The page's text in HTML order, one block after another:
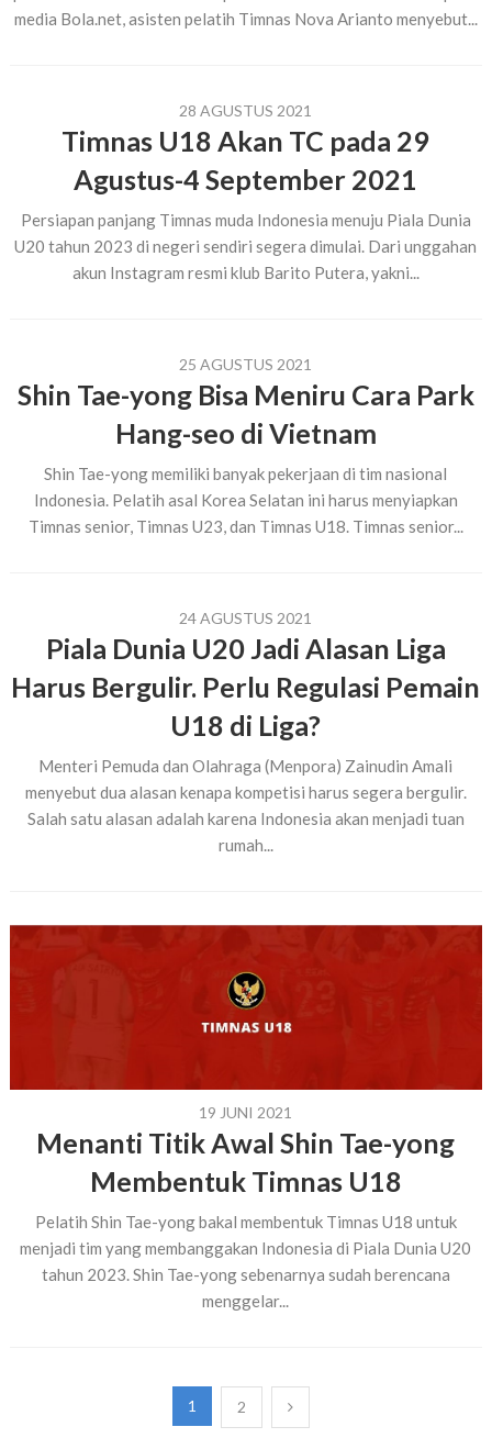
media Bola.net, asisten pelatih Timnas Nova Arianto menyebut...
28 AGUSTUS 2021
Timnas U18 Akan TC pada 29
Agustus-4 September 2021
Persiapan panjang Timnas muda Indonesia menuju Piala Dunia
U20 tahun 2023 di negeri sendiri segera dimulai. Dari unggahan
akun Instagram resmi klub Barito Putera, yakni...
25 AGUSTUS 2021
Shin Tae-yong Bisa Meniru Cara Park
Hang-seo di Vietnam
Shin Tae-yong memiliki banyak pekerjaan di tim nasional
Indonesia. Pelatih asal Korea Selatan ini harus menyiapkan
Timnas senior, Timnas U23, dan Timnas U18. Timnas senior...
24 AGUSTUS 2021
Piala Dunia U20 Jadi Alasan Liga
Harus Bergulir. Perlu Regulasi Pemain
U18 di Liga?
Menteri Pemuda dan Olahraga (Menpora) Zainudin Amali
menyebut dua alasan kenapa kompetisi harus segera bergulir.
Salah satu alasan adalah karena Indonesia akan menjadi tuan
rumah...
19 JUNI 2021
Menanti Titik Awal Shin Tae-yong
Membentuk Timnas U18
Pelatih Shin Tae-yong bakal membentuk Timnas U18 untuk
menjadi tim yang membanggakan Indonesia di Piala Dunia U20
tahun 2023. Shin Tae-yong sebenarnya sudah berencana
menggelar...
1 2